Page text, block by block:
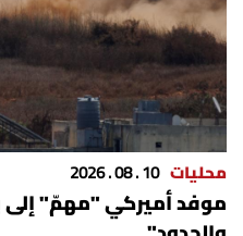
شروط الاستخدام
شروط الإشتراك
محليات 10 . 08 . 2026
موفد أميركي "مهمّ"